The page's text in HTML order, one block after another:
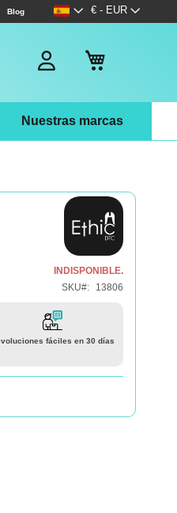
Moneda
€ - EUR
Lenguaje
Blog
Nuestras marcas
INDISPONIBLE.
SKU
13806
fáciles en 30 días